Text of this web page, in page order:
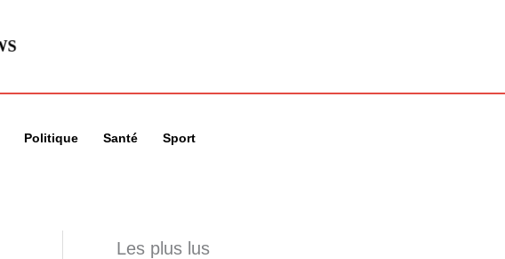
Politique Santé Sport
Les plus lus